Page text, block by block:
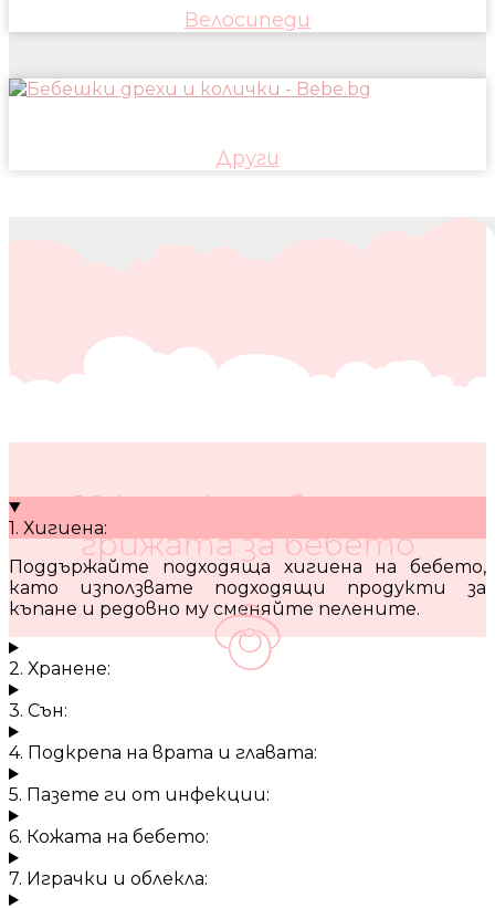
Велосипеди
Други
10 кратки съвета за
грижата за бебето
1. Хигиена:
Поддържайте подходяща хигиена на бебето,
като използвате подходящи продукти за
къпане и редовно му сменяйте пелените.
2. Хранене:
3. Сън:
4. Подкрепа на врата и главата:
5. Пазете ги от инфекции:
6. Кожата на бебето:
7. Играчки и облекла: